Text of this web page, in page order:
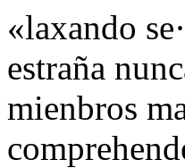
«laxando
estraña
mienbros